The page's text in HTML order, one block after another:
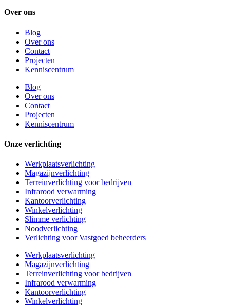
Over ons
Blog
Over ons
Contact
Projecten
Kenniscentrum
Blog
Over ons
Contact
Projecten
Kenniscentrum
Onze verlichting
Werkplaatsverlichting
Magazijnverlichting
Terreinverlichting voor bedrijven
Infrarood verwarming
Kantoorverlichting
Winkelverlichting
Slimme verlichting
Noodverlichting
Verlichting voor Vastgoed beheerders
Werkplaatsverlichting
Magazijnverlichting
Terreinverlichting voor bedrijven
Infrarood verwarming
Kantoorverlichting
Winkelverlichting